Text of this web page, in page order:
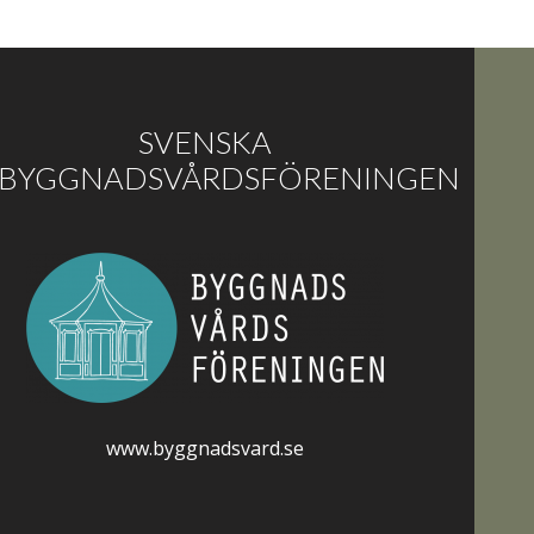
SVENSKA
BYGGNADSVÅRDSFÖRENINGEN
www.byggnadsvard.se